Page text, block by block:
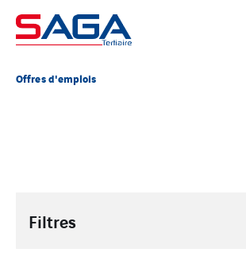
Offres d'emplois
Filtres